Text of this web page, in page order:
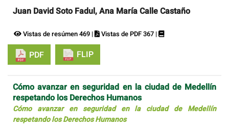
Juan David Soto Fadul, Ana María Calle Castaño
Vistas de resúmen 469 | Vistas de PDF 367 |
PDF FLIP
Cómo avanzar en seguridad en la ciudad de Medellín
respetando los Derechos Humanos
Cómo avanzar en seguridad en la ciudad de Medellín
respetando los Derechos Humanos